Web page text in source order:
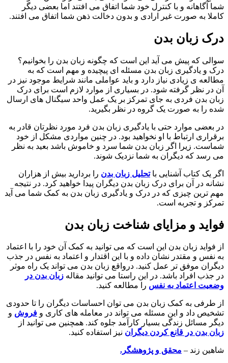
شما آگاهانه و با کنترل خود شما اتفاق می افتند اما بعضی دیگر
کاملا به صورت غیر ارادی و بدون دخالت ذهن شما اتفاق می افتند.
درک زبان بدن
سوالی که پیش می آید این است که چگونه زبان بدن را بخوانیم؟
درک و یادگیری زبان بدن مسئله ای پیچیده و مهم است که به
مطالعه ی زیادی نیاز دارد و باید عواملی مانند شرایط موجود نیز در
آن در نظر گرفته شود. در بسیاری از موارد لازم است برای درک
زبان بدن فردی به جای تمرکز بر یک عمل واحد سیگنال های ارسال
شده را به صورت یک گروه در نظر بگیرید.
در بعضی موارد حتی با یادگیری زبان بدن فرد مورد نظرتان قادر به
برقراری ارتباط با او نخواهید بود. در چنین مواردی مشکل از خود
شماست. زیرا اگر زبان بدن شما سرد و خاموش باشد بعید به نظر
می رسد که دیگران به شما نزدیک شوند.
اگر یک کتاب آشنایی باتحلیل زبان بدن را بردارید بیش از هزاران
نشانه در آن برای درک زبان بدن دیگران پیدا خواهید کرد. در نتیجه
مهم ترین چیزی که در درک و یادگیری زبان بدن به کمک شما می آید
تمرکز و تجربه است.
فواید و مزایای شناخت زبان بدن
از فواید زبان بدن این است که می توانید به کمک آن خود را با اعتماد
به نفس و مقتدر نشان داده و با این اقتدار و اعتماد به نفس در جذب
دیگران موفق تر عمل کنید. درواقع زبان بدن می تواند یک راه موثر
در جذب افراد باشد. در این راستا می توانید مقاله زبان بدن در
وضعیت اعتماد به نفس را مطالعه کنید.
از طرفی به کمک زبان بدن می توان احساسات دیگران را تا حدودی
تشخیص داد و این مسئله می تواند در معامله های کاری و فروش و
دیگر مسائل زندگی بسیار کارآمد جلوه کند. همچنین می توانید از
زبان بدن در قانع کردن دیگران نیز استفاده کنید.
شاهین زند – محقق و پژوهشگر.